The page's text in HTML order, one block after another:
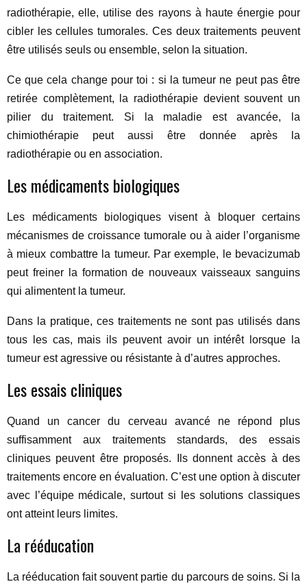
radiothérapie, elle, utilise des rayons à haute énergie pour
cibler les cellules tumorales. Ces deux traitements peuvent
être utilisés seuls ou ensemble, selon la situation.
Ce que cela change pour toi : si la tumeur ne peut pas être
retirée complètement, la radiothérapie devient souvent un
pilier du traitement. Si la maladie est avancée, la
chimiothérapie peut aussi être donnée après la
radiothérapie ou en association.
Les médicaments biologiques
Les médicaments biologiques visent à bloquer certains
mécanismes de croissance tumorale ou à aider l’organisme
à mieux combattre la tumeur. Par exemple, le bevacizumab
peut freiner la formation de nouveaux vaisseaux sanguins
qui alimentent la tumeur.
Dans la pratique, ces traitements ne sont pas utilisés dans
tous les cas, mais ils peuvent avoir un intérêt lorsque la
tumeur est agressive ou résistante à d’autres approches.
Les essais cliniques
Quand un cancer du cerveau avancé ne répond plus
suffisamment aux traitements standards, des essais
cliniques peuvent être proposés. Ils donnent accès à des
traitements encore en évaluation. C’est une option à discuter
avec l’équipe médicale, surtout si les solutions classiques
ont atteint leurs limites.
La rééducation
La rééducation fait souvent partie du parcours de soins. Si la